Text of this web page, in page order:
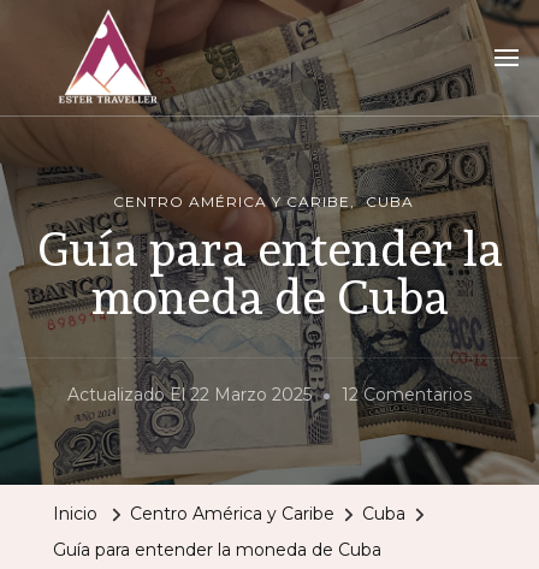
Ester Traveller
tu blog para vivir la aventura de viajar sola
CENTRO AMÉRICA Y CARIBE CUBA
Guía para entender la
moneda de Cuba
Actualizado El22 Marzo 2025 12 ComentariosEn
Guía
Para
Inicio Centro América y Caribe
Cuba
Guía para entender la moneda de Cuba